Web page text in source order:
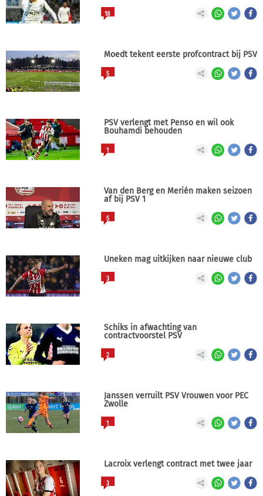
18
Moedt tekent eerste profcontract bij PSV
5
PSV verlengt met Penso en wil ook
Bouhamdi behouden
1
Van den Berg en Merién maken seizoen
af bij PSV 1
5
Uneken mag uitkijken naar nieuwe club
3
Schiks in afwachting van
contractvoorstel PSV
2
Janssen verruilt PSV Vrouwen voor PEC
Zwolle
1
Lacroix verlengt contract met twee jaar
3